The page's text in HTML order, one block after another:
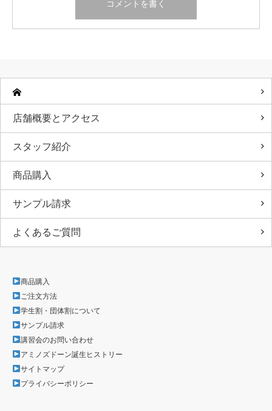
店舗概要とアクセス
スタッフ紹介
商品購入
サンプル請求
よくあるご質問
商品購入
ご注文方法
学生割・団体割について
サンプル請求
講習会のお問い合わせ
アミノズドーン誕生ヒストリー
サイトマップ
プライバシーポリシー